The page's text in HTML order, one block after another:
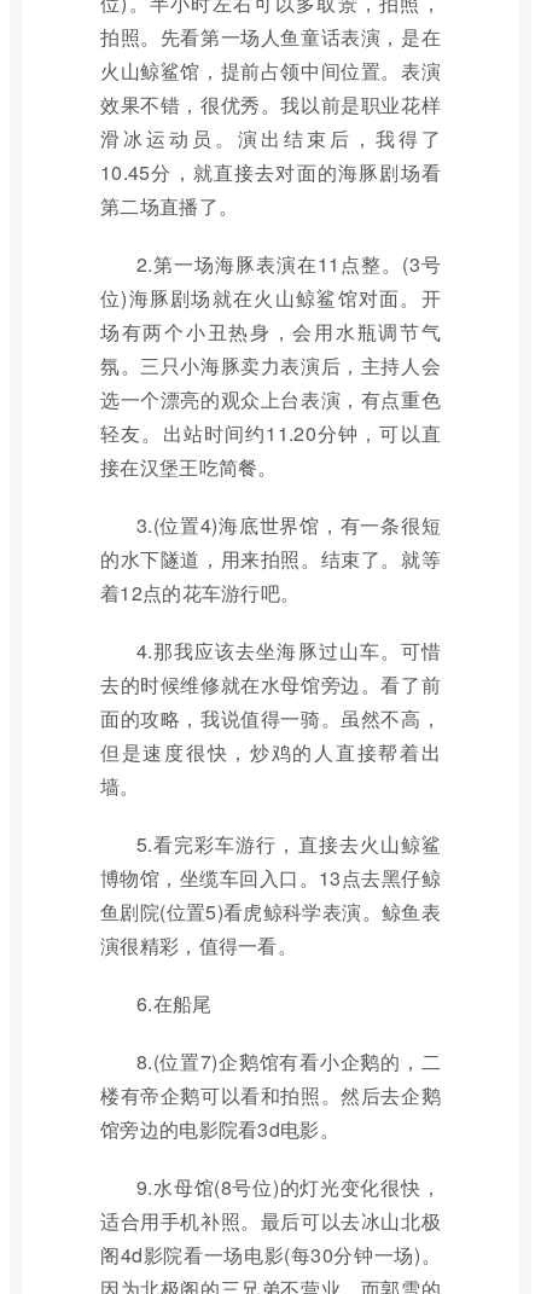
拍照。先看第一场人鱼童话表演，是在
火山鲸鲨馆，提前占领中间位置。表演
效果不错，很优秀。我以前是职业花样
滑冰运动员。演出结束后，我得了
10.45分，就直接去对面的海豚剧场看
第二场直播了。
2.第一场海豚表演在11点整。(3号
位)海豚剧场就在火山鲸鲨馆对面。开
场有两个小丑热身，会用水瓶调节气
氛。三只小海豚卖力表演后，主持人会
选一个漂亮的观众上台表演，有点重色
轻友。出站时间约11.20分钟，可以直
接在汉堡王吃简餐。
3.(位置4)海底世界馆，有一条很短
的水下隧道，用来拍照。结束了。就等
着12点的花车游行吧。
4.那我应该去坐海豚过山车。可惜
去的时候维修就在水母馆旁边。看了前
面的攻略，我说值得一骑。虽然不高，
但是速度很快，炒鸡的人直接帮着出
墙。
5.看完彩车游行，直接去火山鲸鲨
博物馆，坐缆车回入口。13点去黑仔鲸
鱼剧院(位置5)看虎鲸科学表演。鲸鱼表
演很精彩，值得一看。
6.在船尾
8.(位置7)企鹅馆有看小企鹅的，二
楼有帝企鹅可以看和拍照。然后去企鹅
馆旁边的电影院看3d电影。
9.水母馆(8号位)的灯光变化很快，
适合用手机补照。最后可以去冰山北极
阁4d影院看一场电影(每30分钟一场)。